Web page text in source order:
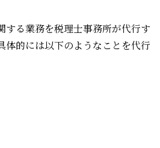
する業務を税理士事務所が代行す
体的には以下のようなことを代行